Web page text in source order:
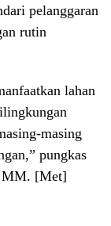
pelanggaran
rutin
lahan
masing
pungkas
MM. [Met]